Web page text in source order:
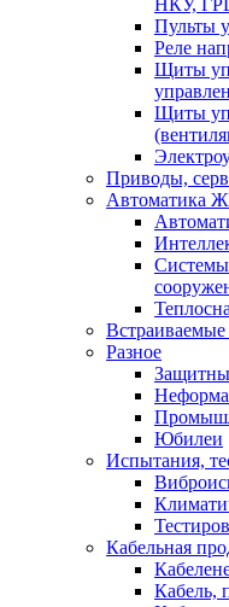
НКУ,
Пульты
Реле
Щиты
Щиты
Приводы,
Автоматика
Системы
Разное
Юбилеи
Испытания,
Кабельная
Кабель,